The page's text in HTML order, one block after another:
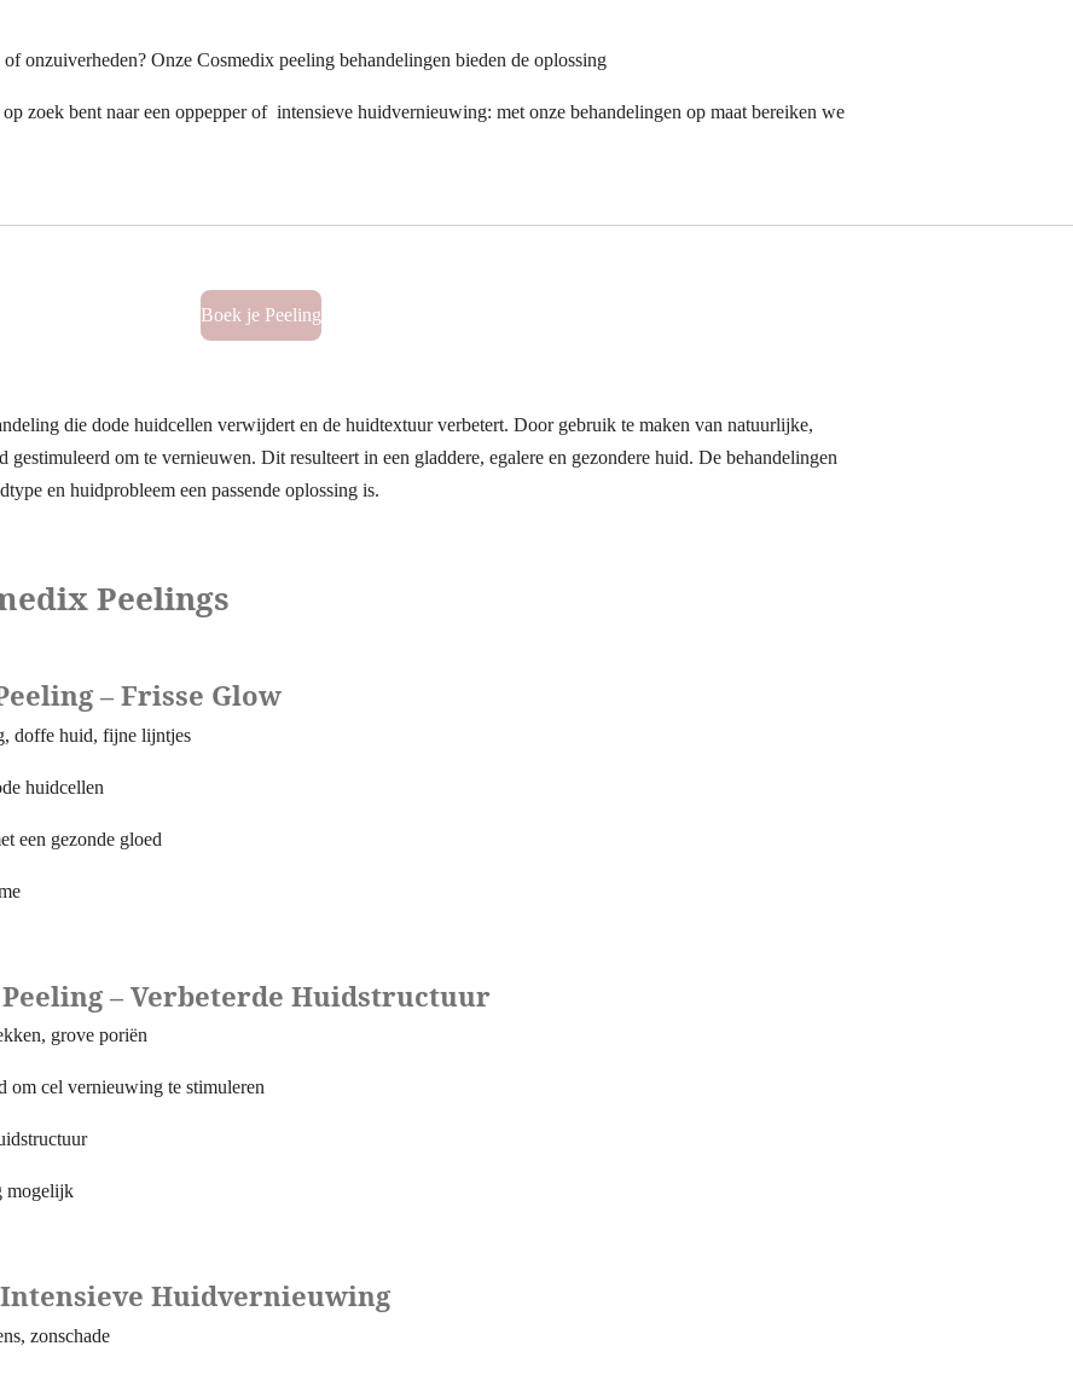
onzuiverheden? Onze Cosmedix peeling behandelingen bieden de oplossing
zoek bent naar een oppepper of intensieve huidvernieuwing: met onze behandelingen op maat bereiken we
Boek je Peeling
die dode huidcellen verwijdert en de huidtextuur verbetert. Door gebruik te maken van natuurlijke,
om te vernieuwen. Dit resulteert in een gladdere, egalere en gezondere huid. De behandelingen
en huidprobleem een passende oplossing is.
Peelings
– Frisse Glow
doffe huid, fijne lijntjes
huidcellen
een gezonde gloed
– Verbeterde Huidstructuur
grove poriën
om cel vernieuwing te stimuleren
mogelijk
Intensieve Huidvernieuwing
zonschade